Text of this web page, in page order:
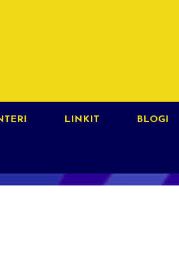
LINKIT BLOGI